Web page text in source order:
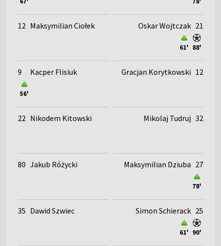
12 Maksymilian Ciołek
9 Kacper Flisiuk
56'
22 Nikodem Kitowski
80 Jakub Różycki
35 Dawid Szwiec
61' 88'
Oskar Wojtczak 21
Gracjan Korytkowski 12
Mikolaj Tudruj 32
78'
Maksymilian Dziuba 27
61' 90'
Simon Schierack 25